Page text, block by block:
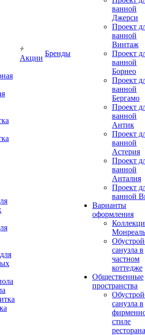
Акции
Бренды
ванной
Джерси
Проект
ванной
Винтаж
Проект
ванной
Борнео
Проект
ванной
Бергамо
Проект
ванной
Антик
Проект
ванной
Астерия
Проект
ванной
Анталия
Проект
ванной
Варианты
оформления
Монреаль
санузла в
частном
коттедже
Общественные
пространства
санузла в
стиле
ресторана